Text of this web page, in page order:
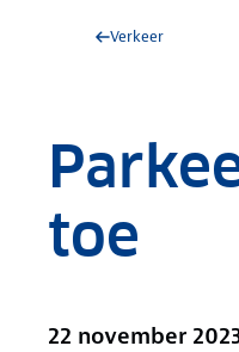
Verkeer
toe
22 november